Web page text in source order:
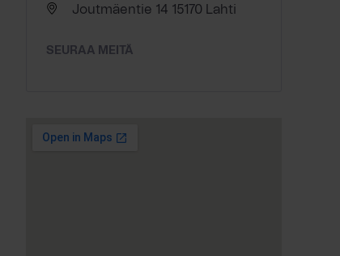
Joutmäentie 14 15170 Lahti
SEURAA MEITÄ